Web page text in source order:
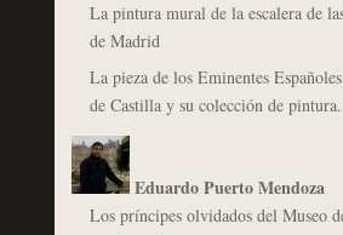
La pintura mural de la escalera de
de Madrid
La pieza de los Eminentes
de Castilla y su colección de pintura.
Eduardo Puerto Mendoza
Los príncipes olvidados del Museo